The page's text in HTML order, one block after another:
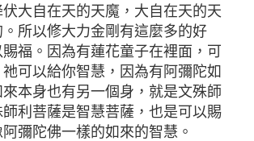
大自在天的天魔，大自在天的天
所以修大力金剛有這麼多的好
福。因為有蓮花童子在裡面，可
可以給你智慧，因為有阿彌陀如
本身也有另一個身，就是文殊師
利菩薩是智慧菩薩，也是可以賜
彌陀佛一樣的如來的智慧。